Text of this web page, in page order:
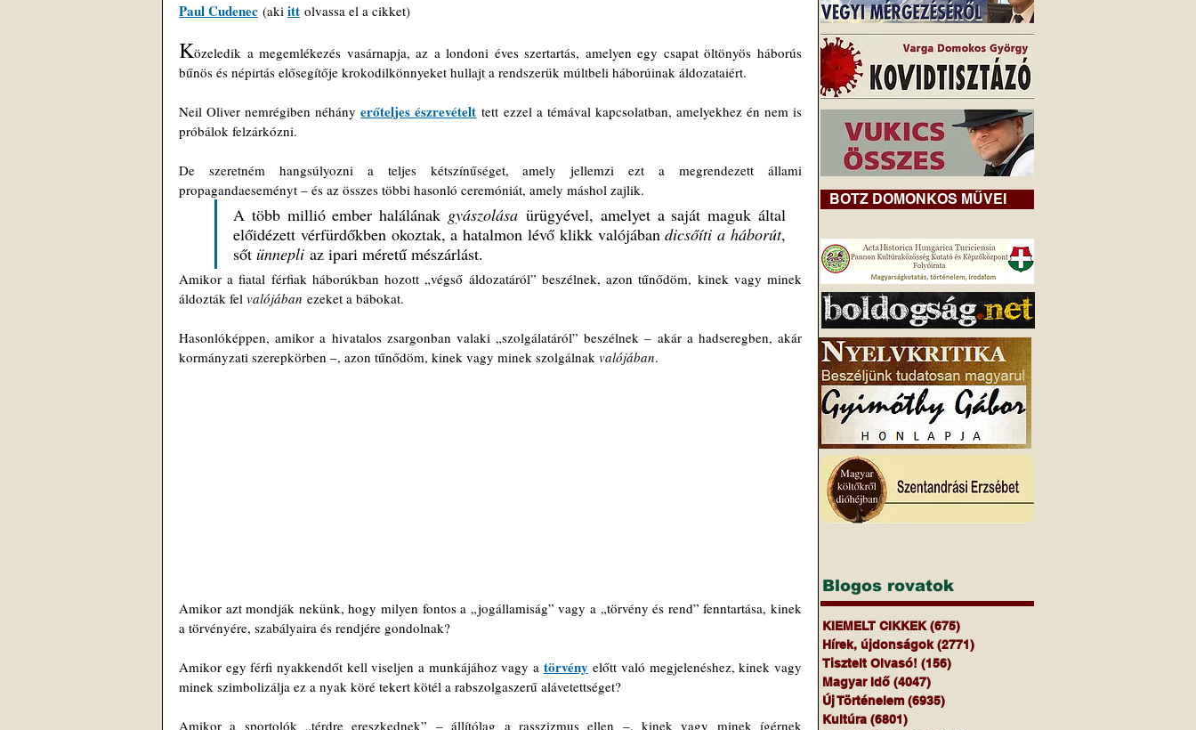
Paul Cudenec (aki itt olvassa el a cikket)
Közeledik a megemlékezés vasárnapja, az a londoni éves szertartás, amelyen egy csapat öltönyös háborús
bűnös és népirtás elősegítője krokodilkönnyeket hullajt a rendszerük múltbeli háborúinak áldozataiért.
Neil Oliver nemrégiben néhány erőteljes észrevételt tett ezzel a témával kapcsolatban, amelyekhez én nem is
próbálok felzárkózni.
De szeretném hangsúlyozni a teljes kétszínűséget, amely jellemzi ezt a megrendezett állami
propagandaeseményt – és az összes többi hasonló ceremóniát, amely máshol zajlik.
A több millió ember halálának gyászolása ürügyével, amelyet a saját maguk által
előidézett vérfürdőkben okoztak, a hatalmon lévő klikk valójában dicsőíti a háborút,
sőt ünnepli az ipari méretű mészárlást.
Amikor a fiatal férfiak háborúkban hozott „végső áldozatáról” beszélnek, azon tűnődöm, kinek vagy minek
áldozták fel valójában ezeket a bábokat.
Hasonlóképpen, amikor a hivatalos zsargonban valaki „szolgálatáról” beszélnek – akár a hadseregben, akár
kormányzati szerepkörben –, azon tűnődöm, kinek vagy minek szolgálnak valójában.
Amikor azt mondják nekünk, hogy milyen fontos a „jogállamiság” vagy a „törvény és rend” fenntartása, kinek
a törvényére, szabályaira és rendjére gondolnak?
Amikor egy férfi nyakkendőt kell viseljen a munkájához vagy a törvény előtt való megjelenéshez, kinek vagy
minek szimbolizálja ez a nyak köré tekert kötél a rabszolgaszerű alávetettséget?
BOTZ DOMONKOS MŰVEI
Blogos rovatok
KIEMELT CIKKEK (675)
Hírek, újdonságok (2771)
Tisztelt Olvasó! (156)
Magyar Idő (4047)
Új Történelem (6935)
Kultúra (6801)